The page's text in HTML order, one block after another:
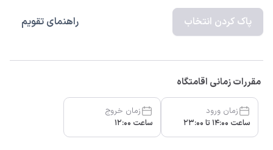
پاک کردن انتخاب راهنمای تقویم
مقررات زمانی اقامتگاه
زمان ورود
ساعت 14:00 تا 23:00
زمان خروج
ساعت 12:00